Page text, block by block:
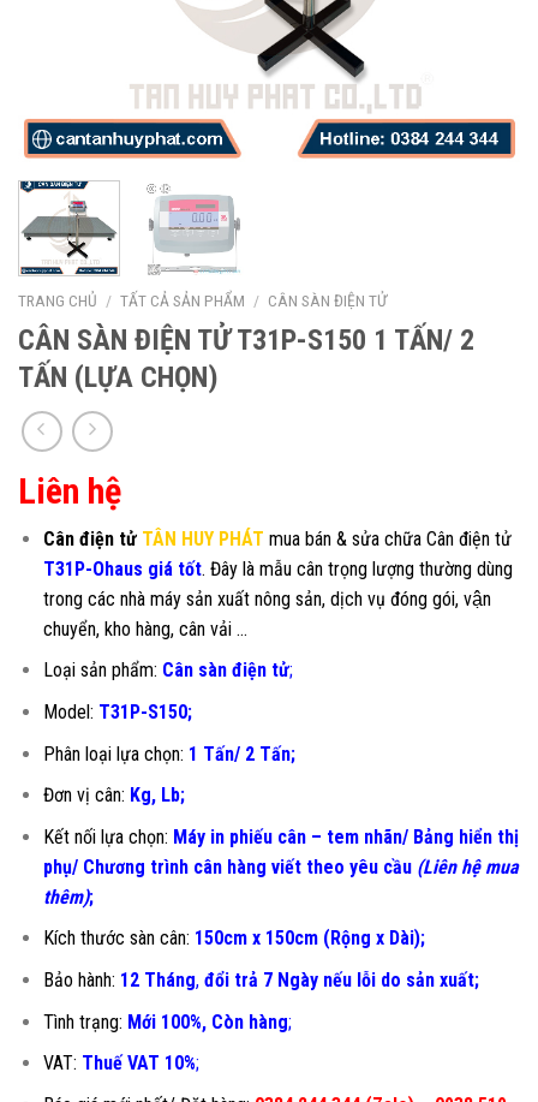
TRANG CHỦ / TẤT CẢ SẢN PHẨM / CÂN SÀN ĐIỆN TỬ
CÂN SÀN ĐIỆN TỬ T31P-S150 1 TẤN/ 2
TẤN (LỰA CHỌN)
Liên hệ
Cân điện tửTÂN HUY PHÁT mua bán & sửa chữa Cân điện tử
T31P-Ohaus giá tốt. Đây là mẫu cân trọng lượng thường dùng
trong các nhà máy sản xuất nông sản, dịch vụ đóng gói, vận
chuyển, kho hàng, cân vải …
Loại sản phẩm: Cân sàn điện tử;
Model: T31P-S150;
Phân loại lựa chọn: 1 Tấn/ 2 Tấn;
Đơn vị cân: Kg, Lb;
Kết nối lựa chọn: Máy in phiếu cân – tem nhãn/ Bảng hiển thị
phụ/ Chương trình cân hàng viết theo yêu cầu (Liên hệ mua
thêm);
Kích thước sàn cân: 150cm x 150cm (Rộng x Dài);
Bảo hành: 12 Tháng, đổi trả 7 Ngày nếu lỗi do sản xuất;
Tình trạng: Mới 100%, Còn hàng;
VAT: Thuế VAT 10%;